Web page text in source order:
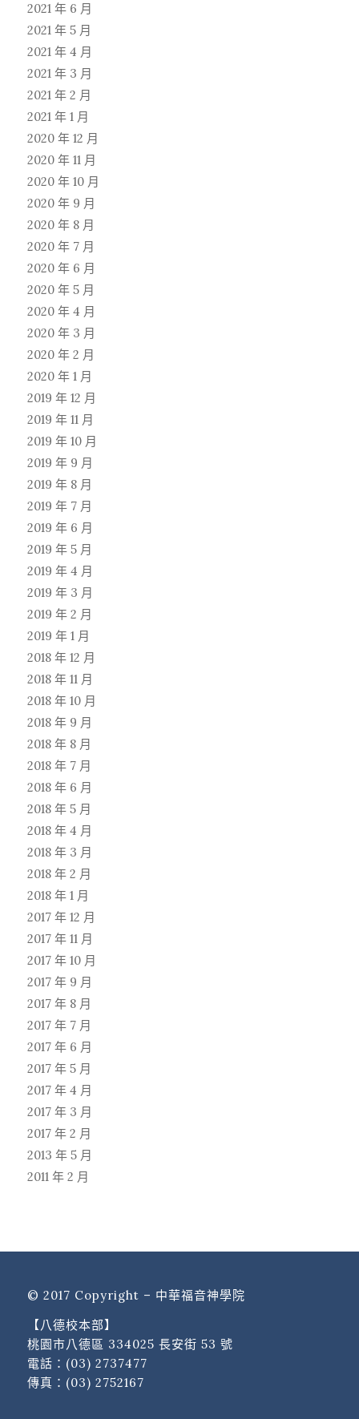
2021 年 6 月
2021 年 5 月
2021 年 4 月
2021 年 3 月
2021 年 2 月
2021 年 1 月
2020 年 12 月
2020 年 11 月
2020 年 10 月
2020 年 9 月
2020 年 8 月
2020 年 7 月
2020 年 6 月
2020 年 5 月
2020 年 4 月
2020 年 3 月
2020 年 2 月
2020 年 1 月
2019 年 12 月
2019 年 11 月
2019 年 10 月
2019 年 9 月
2019 年 8 月
2019 年 7 月
2019 年 6 月
2019 年 5 月
2019 年 4 月
2019 年 3 月
2019 年 2 月
2019 年 1 月
2018 年 12 月
2018 年 11 月
2018 年 10 月
2018 年 9 月
2018 年 8 月
2018 年 7 月
2018 年 6 月
2018 年 5 月
2018 年 4 月
2018 年 3 月
2018 年 2 月
2018 年 1 月
2017 年 12 月
2017 年 11 月
2017 年 10 月
2017 年 9 月
2017 年 8 月
2017 年 7 月
2017 年 6 月
2017 年 5 月
2017 年 4 月
2017 年 3 月
2017 年 2 月
2013 年 5 月
2011 年 2 月
© 2017 Copyright – 中華福音神學院
【八德校本部】
桃園市八德區 334025 長安街 53 號
電話： (03) 2737477
傳真：(03) 2752167